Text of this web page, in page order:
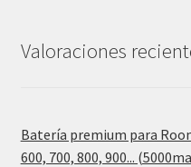
Valoraciones
Batería premium para
600, 700, 800, 900...